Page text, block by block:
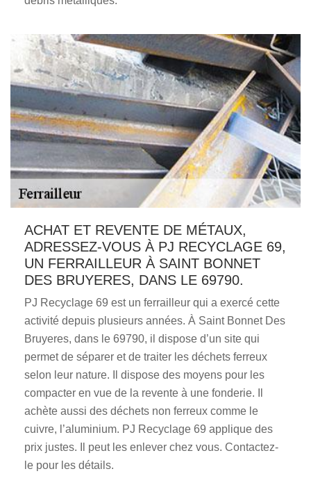
ACHAT ET REVENTE DE MÉTAUX,
ADRESSEZ-VOUS À PJ RECYCLAGE 69,
UN FERRAILLEUR À SAINT BONNET
DES BRUYERES, DANS LE 69790.
PJ Recyclage 69 est un ferrailleur qui a exercé cette
activité depuis plusieurs années. À Saint Bonnet Des
Bruyeres, dans le 69790, il dispose d’un site qui
permet de séparer et de traiter les déchets ferreux
selon leur nature. Il dispose des moyens pour les
compacter en vue de la revente à une fonderie. Il
achète aussi des déchets non ferreux comme le
cuivre, l’aluminium. PJ Recyclage 69 applique des
prix justes. Il peut les enlever chez vous. Contactez-
le pour les détails.